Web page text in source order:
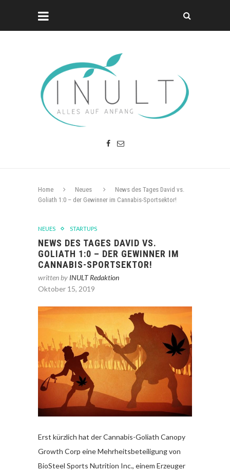
Home Neues
News des Tages David vs.
Goliath 1:0 – der Gewinner im Cannabis-Sportsektor!
NEUES STARTUPS
NEWS DES TAGES DAVID VS.
GOLIATH 1:0 – DER GEWINNER IM
CANNABIS-SPORTSEKTOR!
written by INULT Redaktion
Oktober 15, 2019
Erst kürzlich hat der Cannabis-Goliath Canopy
Growth Corp eine Mehrheitsbeteiligung von
BioSteel Sports Nutrition Inc., einem Erzeuger